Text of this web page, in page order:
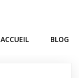
ACCUEIL BLOG